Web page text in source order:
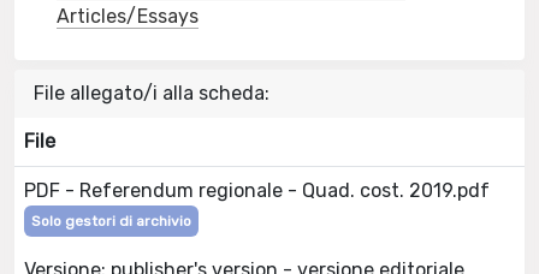
Articles/Essays
File allegato/i alla scheda:
File
PDF - Referendum regionale - Quad. cost. 2019.pdf
Solo gestori di archivio
Versione: publisher's version - versione editoriale